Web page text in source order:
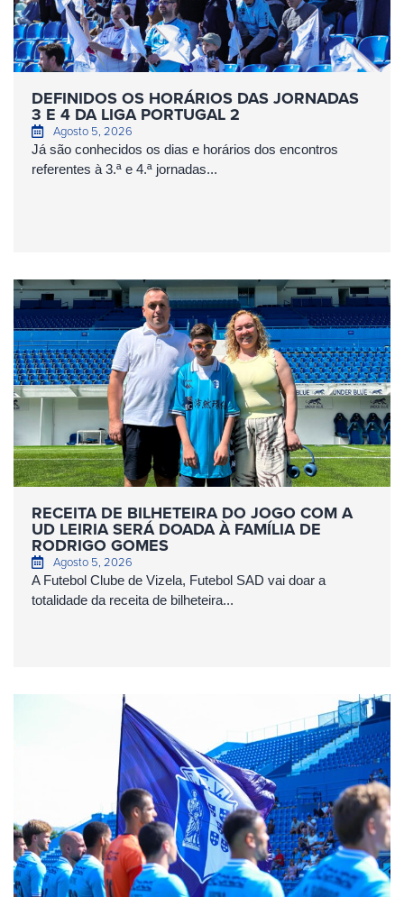
DEFINIDOS OS HORÁRIOS DAS JORNADAS
3 E 4 DA LIGA PORTUGAL 2
Agosto 5, 2026
Já são conhecidos os dias e horários dos encontros
referentes à 3.ª e 4.ª jornadas...
RECEITA DE BILHETEIRA DO JOGO COM A
UD LEIRIA SERÁ DOADA À FAMÍLIA DE
RODRIGO GOMES
Agosto 5, 2026
A Futebol Clube de Vizela, Futebol SAD vai doar a
totalidade da receita de bilheteira...